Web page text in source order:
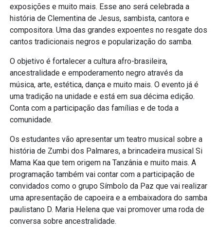
exposições e muito mais. Esse ano será celebrada a
história de Clementina de Jesus, sambista, cantora e
compositora. Uma das grandes expoentes no resgate dos
cantos tradicionais negros e popularização do samba.
O objetivo é fortalecer a cultura afro-brasileira,
ancestralidade e empoderamento negro através da
música, arte, estética, dança e muito mais. O evento já é
uma tradição na unidade e está em sua décima edição.
Conta com a participação das famílias e de toda a
comunidade.
Os estudantes vão apresentar um teatro musical sobre a
história de Zumbi dos Palmares, a brincadeira musical Si
Mama Kaa que tem origem na Tanzânia e muito mais. A
programação também vai contar com a participação de
convidados como o grupo Símbolo da Paz que vai realizar
uma apresentação de capoeira e a embaixadora do samba
paulistano D. Maria Helena que vai promover uma roda de
conversa sobre ancestralidade.